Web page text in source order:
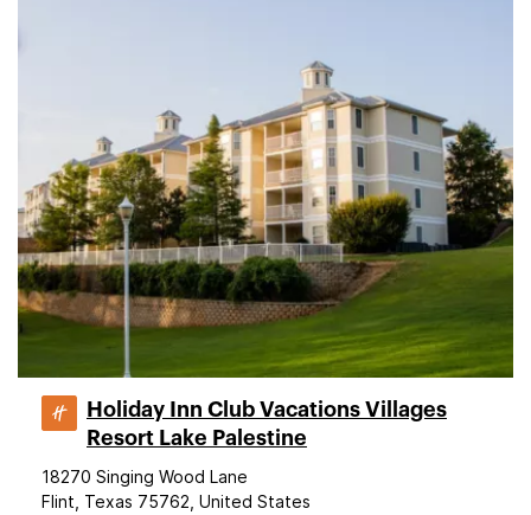
Holiday Inn Club Vacations Villages
Resort Lake Palestine
18270 Singing Wood Lane
Flint, Texas 75762, United States